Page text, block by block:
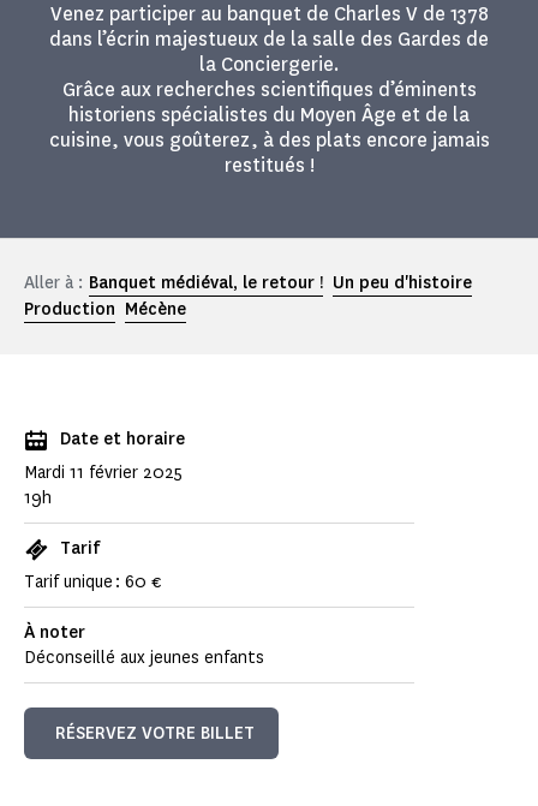
Venez participer au banquet de Charles V de 1378
dans l’écrin majestueux de la salle des Gardes de
la Conciergerie.
Grâce aux recherches scientifiques d’éminents
historiens spécialistes du Moyen Âge et de la
cuisine, vous goûterez, à des plats encore jamais
restitués !
Aller à : Banquet médiéval, le retour ! Un peu d'histoire
Production Mécène
Date et horaire
Mardi 11 février 2025
19h
Tarif
Tarif unique : 60 €
À noter
Déconseillé aux jeunes enfants
RÉSERVEZ VOTRE BILLET